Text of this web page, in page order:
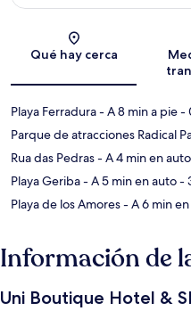
Qué hay cerca
Playa Ferradura- A 8 min a pie-
Parque de atracciones Radical
Rua das Pedras- A 4 min en auto
Playa Geriba- A 5 min en auto-
Playa de los Amores- A 6 min
Información de
Uni Boutique Hotel &